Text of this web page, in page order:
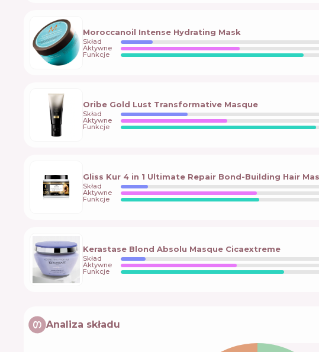
Moroccanoil Intense Hydrating Mask
Skład
Aktywne
Funkcje
Oribe Gold Lust Transformative Masque
Skład
Aktywne
Funkcje
Gliss Kur 4 in 1 Ultimate Repair Bond-Building Hair
Skład
Aktywne
Funkcje
Kerastase Blond Absolu Masque Cicaextreme
Skład
Aktywne
Funkcje
Analiza składu